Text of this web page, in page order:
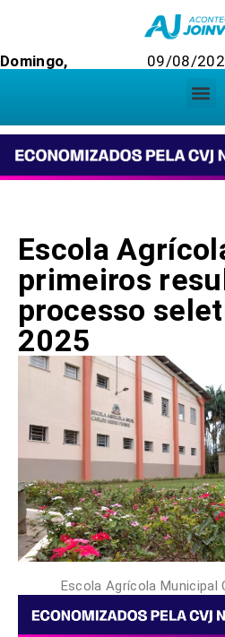
Domingo, 09/08/
Escola
primeiros
processo
2025
Escola Agrícola Municipal